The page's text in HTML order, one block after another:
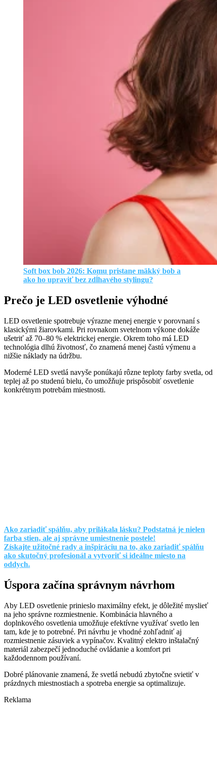
Soft box bob 2026: Komu pristane mäkký bob a
ako ho upraviť bez zdĺhavého stylingu?
Prečo je LED osvetlenie výhodné
LED osvetlenie spotrebuje výrazne menej energie v porovnaní s
klasickými žiarovkami. Pri rovnakom svetelnom výkone dokáže
ušetriť až 70–80 % elektrickej energie. Okrem toho má LED
technológia dlhú životnosť, čo znamená menej častú výmenu a
nižšie náklady na údržbu.
Moderné LED svetlá navyše ponúkajú rôzne teploty farby svetla, od
teplej až po studenú bielu, čo umožňuje prispôsobiť osvetlenie
konkrétnym potrebám miestnosti.
Ako zariadiť spálňu, aby prilákala lásku? Podstatná je nielen
farba stien, ale aj správne umiestnenie postele!
Získajte užitočné rady a inšpiráciu na to, ako zariadiť spálňu
ako skutočný profesionál a vytvoriť si ideálne miesto na
oddych.
Úspora začína správnym návrhom
Aby LED osvetlenie prinieslo maximálny efekt, je dôležité myslieť
na jeho správne rozmiestnenie. Kombinácia hlavného a
doplnkového osvetlenia umožňuje efektívne využívať svetlo len
tam, kde je to potrebné. Pri návrhu je vhodné zohľadniť aj
rozmiestnenie zásuviek a vypínačov. Kvalitný elektro inštalačný
materiál zabezpečí jednoduché ovládanie a komfort pri
každodennom používaní.
Dobré plánovanie znamená, že svetlá nebudú zbytočne svietiť v
prázdnych miestnostiach a spotreba energie sa optimalizuje.
Reklama